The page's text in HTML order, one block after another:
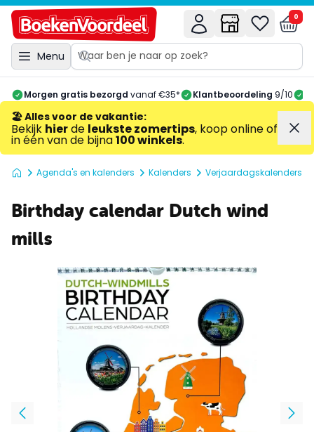
Menu
0
Morgen gratis bezorgd vanaf €35* Klantbeoordeling 9/10
🏖️ Alles voor de vakantie:
Bekijk hierde leukste zomertips, koop online of
in één van de bijna100 winkels.
Agenda's en kalenders Kalenders Verjaardagskalenders
Birthday calendar Dutch wind
mills